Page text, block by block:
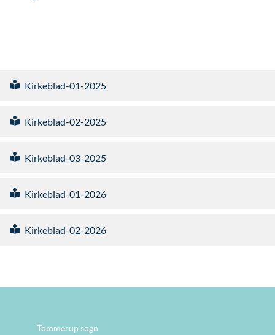
Kirkeblad-01-2025
Kirkeblad-02-2025
Kirkeblad-03-2025
Kirkeblad-01-2026
Kirkeblad-02-2026
Tommerup sogn